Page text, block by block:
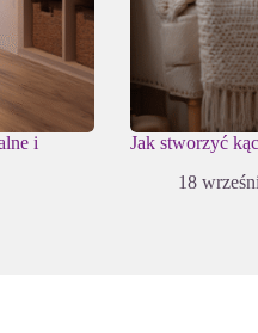
i
Jak stworzyć
18